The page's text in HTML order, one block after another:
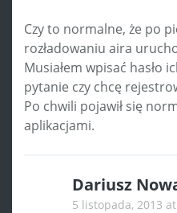
Czy to normalne, że po
rozładowaniu aira
Musiałem wpisać hasło
pytanie czy chcę
Po chwili pojawił się
aplikacjami.
Dariusz
5 listopada, 2013